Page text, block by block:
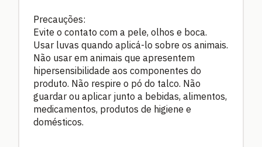
Precauções:
Evite o contato com a pele, olhos e boca.
Usar luvas quando aplicá-lo sobre os animais.
Não usar em animais que apresentem
hipersensibilidade aos componentes do
produto. Não respire o pó do talco. Não
guardar ou aplicar junto a bebidas, alimentos,
medicamentos, produtos de higiene e
domésticos.